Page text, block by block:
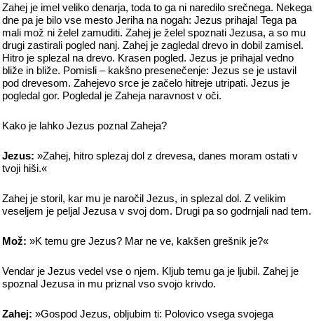
Zahej je imel veliko denarja, toda to ga ni naredilo srečnega. Nekega
dne pa je bilo vse mesto Jeriha na nogah: Jezus prihaja! Tega pa
mali mož ni želel zamuditi. Zahej je želel spoznati Jezusa, a so mu
drugi zastirali pogled nanj. Zahej je zagledal drevo in dobil zamisel.
Hitro je splezal na drevo. Krasen pogled. Jezus je prihajal vedno
bliže in bliže. Pomisli – kakšno presenečenje: Jezus se je ustavil
pod drevesom. Zahejevo srce je začelo hitreje utripati. Jezus je
pogledal gor. Pogledal je Zaheja naravnost v oči.
Kako je lahko Jezus poznal Zaheja?
Jezus: »Zahej, hitro splezaj dol z drevesa, danes moram ostati v
tvoji hiši.«
Zahej je storil, kar mu je naročil Jezus, in splezal dol. Z velikim
veseljem je peljal Jezusa v svoj dom. Drugi pa so godrnjali nad tem.
Mož: »K temu gre Jezus? Mar ne ve, kakšen grešnik je?«
Vendar je Jezus vedel vse o njem. Kljub temu ga je ljubil. Zahej je
spoznal Jezusa in mu priznal vso svojo krivdo.
Zahej: »Gospod Jezus, obljubim ti: Polovico vsega svojega